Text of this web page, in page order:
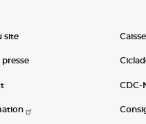
site
presse
CDC-